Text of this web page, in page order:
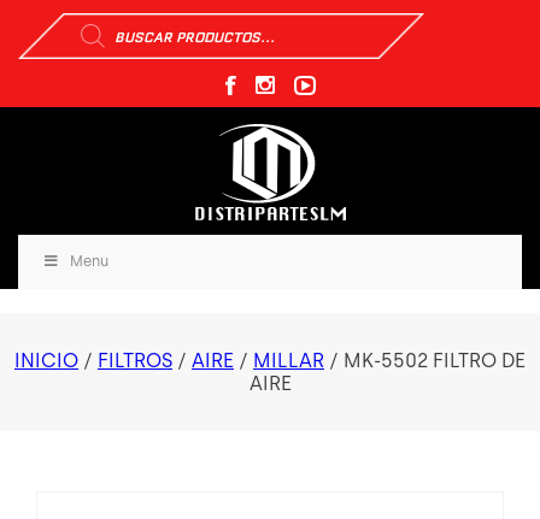
Búsqueda
de
productos
Menu
INICIO / FILTROS / AIRE / MILLAR / MK-5502 FILTRO DE
AIRE